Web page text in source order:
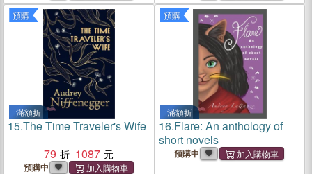
預購
滿額折
15.The Time Traveler's Wife
79
1087
預購中
預購
滿額折
16.Flare: An anthology of
short novels
預購中